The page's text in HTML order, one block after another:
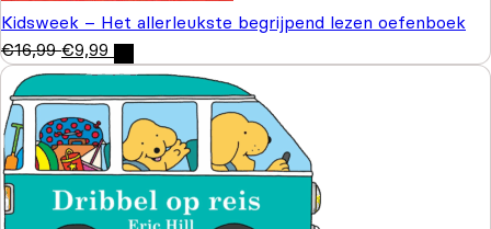
Kidsweek – Het allerleukste begrijpend lezen oefenboek
€16,99 €9,99